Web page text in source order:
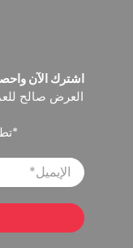
اشترك الآن واحصل على
العرض صالح
الإيميل